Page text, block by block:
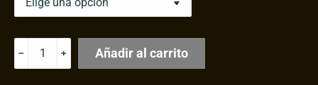
MEZCAL
Añadir al carrito